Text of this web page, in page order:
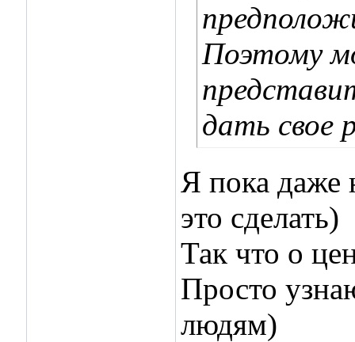
Поэтому
дать свое
Я пока даже
это сделать)
Так что о
Просто
людям)